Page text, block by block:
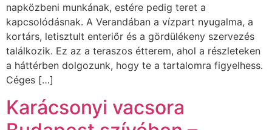
napközbeni munkának, estére pedig teret a
kapcsolódásnak. A Verandában a vízpart nyugalma, a
kortárs, letisztult enteriőr és a gördülékeny szervezés
találkozik. Ez az a teraszos étterem, ahol a részleteken
a háttérben dolgozunk, hogy te a tartalomra figyelhess.
Céges […]
Karácsonyi vacsora